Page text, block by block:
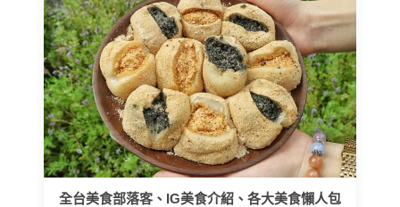
全台美食部落客、IG美食介紹、各大美食懶人包